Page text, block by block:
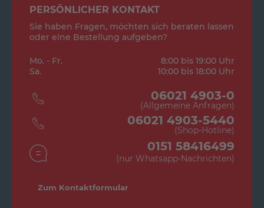
PERSÖNLICHER KONTAKT
Sie haben Fragen, möchten sich beraten lassen
oder eine Bestellung aufgeben?
Mo. - Fr.
8:00 bis 19:00 Uhr
Sa.
10:00 bis 18:00 Uhr
06021 4903-0
(Allgemeine Anfragen)
06021 4903-5440
(Shop-Hotline)
0151 58416499
(nur Whatsapp-Nachrichten)
Zum Kontaktformular